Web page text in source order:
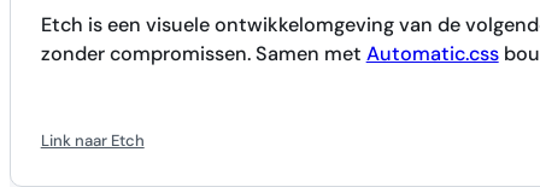
Etch is een visuele ontwikkelomgeving van de
zonder compromissen. Samen met Automatic.css
Link naar Etch